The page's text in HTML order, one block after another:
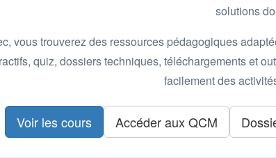
solutions
vous trouverez des ressources pédagogiques
quiz, dossiers techniques, téléchargements et
facilement des
Voir les cours Accéder aux QCM